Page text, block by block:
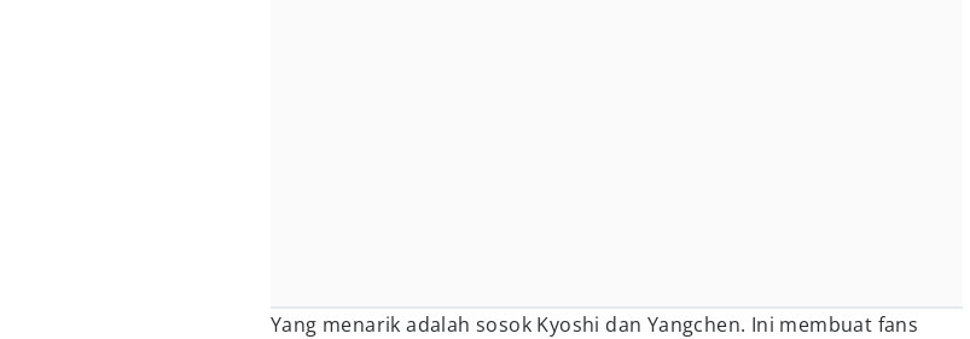
Yang menarik adalah sosok Kyoshi dan Yangchen. Ini membuat fans